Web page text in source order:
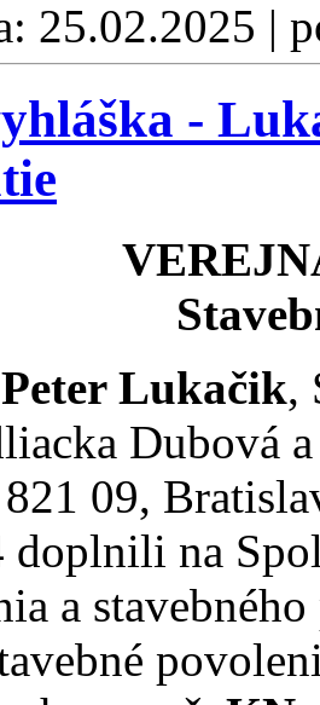
25.02.2025 |
-
Peter Lukačik,
Dubová
09,
doplnili na
a